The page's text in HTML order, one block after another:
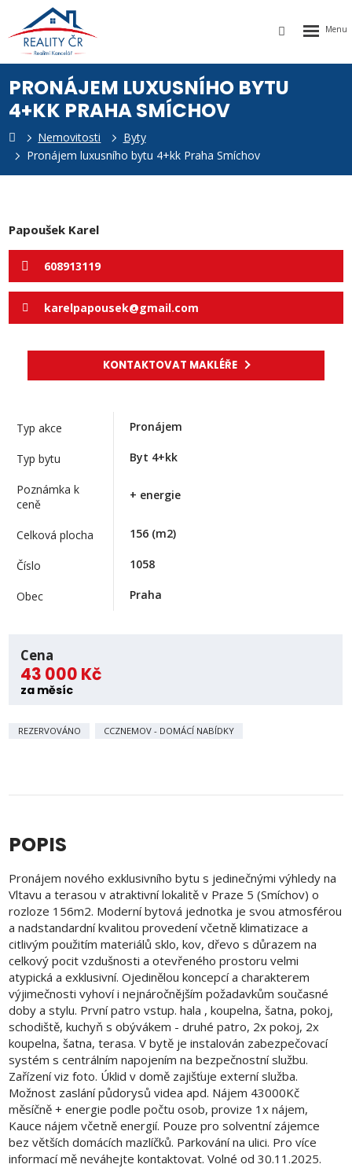
Vyhledávání
PRONÁJEM LUXUSNÍHO BYTU
4+KK PRAHA SMÍCHOV
Nemovitosti
Byty
Pronájem luxusního bytu 4+kk Praha Smíchov
Papoušek Karel
608913119
karelpapousek@gmail.com
KONTAKTOVAT MAKLÉŘE
Typ akce Pronájem
Typ bytu Byt 4+kk
Poznámka k
ceně
+ energie
Celková plocha 156 (m2)
Číslo 1058
Obec Praha
Cena
43 000 Kč
za měsíc
REZERVOVÁNO CCZNEMOV - DOMÁCÍ NABÍDKY
POPIS
Pronájem nového exklusivního bytu s jedinečnými výhledy na
Vltavu a terasou v atraktivní lokalitě v Praze 5 (Smíchov) o
rozloze 156m2. Moderní bytová jednotka je svou atmosférou
a nadstandardní kvalitou provedení včetně klimatizace a
citlivým použitím materiálů sklo, kov, dřevo s důrazem na
celkový pocit vzdušnosti a otevřeného prostoru velmi
atypická a exklusivní. Ojedinělou koncepcí a charakterem
výjimečnosti vyhoví i nejnáročnějším požadavkům současné
doby a stylu. První patro vstup. hala , koupelna, šatna, pokoj,
schodiště, kuchyň s obývákem - druhé patro, 2x pokoj, 2x
koupelna, šatna, terasa. V bytě je instalován zabezpečovací
systém s centrálním napojením na bezpečnostní službu.
Zařízení viz foto. Úklid v domě zajišťuje externí služba.
Možnost zaslání půdorysů videa apd. Nájem 43000Kč
měsíčně + energie podle počtu osob, provize 1x nájem,
Kauce nájem včetně energií. Pouze pro solventní zájemce
bez větších domácích mazlíčků. Parkování na ulici. Pro více
informací mě neváhejte kontaktovat. Volné od 30.11.2025.